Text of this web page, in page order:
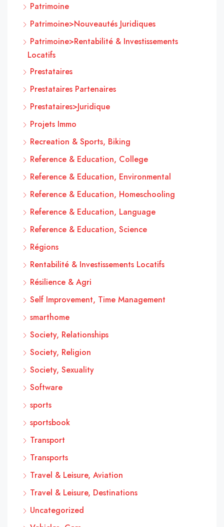
Patrimoine
Patrimoine>Nouveautés Juridiques
Patrimoine>Rentabilité & Investissements
Locatifs
Prestataires
Prestataires Partenaires
Prestataires>Juridique
Projets Immo
Recreation & Sports, Biking
Reference & Education, College
Reference & Education, Environmental
Reference & Education, Homeschooling
Reference & Education, Language
Reference & Education, Science
Régions
Rentabilité & Investissements Locatifs
Résilience & Agri
Self Improvement, Time Management
smarthome
Society, Relationships
Society, Religion
Society, Sexuality
Software
sports
sportsbook
Transport
Transports
Travel & Leisure, Aviation
Travel & Leisure, Destinations
Uncategorized